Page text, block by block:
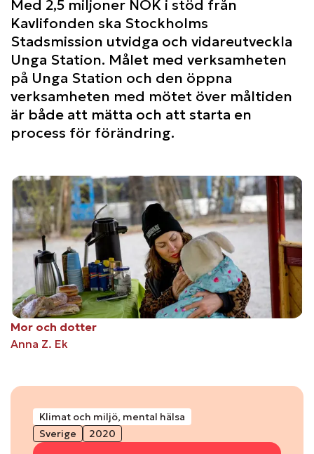
Med 2,5 miljoner NOK i stöd från
Kavlifonden ska Stockholms
Stadsmission utvidga och vidareutveckla
Unga Station. Målet med verksamheten
på Unga Station och den öppna
verksamheten med mötet över måltiden
är både att mätta och att starta en
process för förändring.
Mor och dotter
Anna Z. Ek
Klimat och miljö, mental hälsa
Sverige
2020